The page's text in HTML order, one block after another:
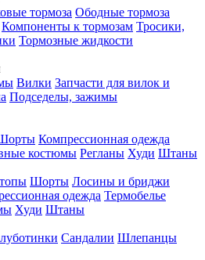
тормоза Ободные тормоза
Компоненты к тормозам Тросики,
Тормозные жидкости
Вилки Запчасти для вилок и
Подседелы, зажимы
Компрессионная одежда
костюмы Регланы Худи Штаны
Шорты Лосины и бриджи
одежда Термобелье
Худи Штаны
Сандалии Шлепанцы